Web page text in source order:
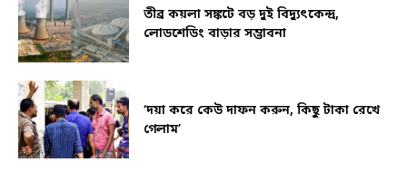
তীব্র কয়লা সঙ্কটে বড় দুই বিদ্যুৎকেন্দ্র,
লোডশেডিং বাড়ার সম্ভাবনা
‘দয়া করে কেউ দাফন করুন, কিছু টাকা রেখে
গেলাম’